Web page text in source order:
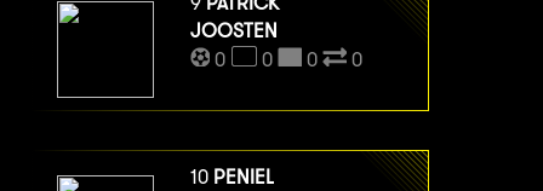
JOOSTEN
0
0 0 0
10 PENIEL